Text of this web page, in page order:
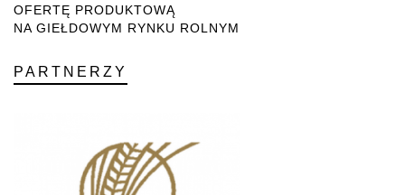
OFERTĘ PRODUKTOWĄ
NA GIEŁDOWYM RYNKU ROLNYM
PARTNERZY